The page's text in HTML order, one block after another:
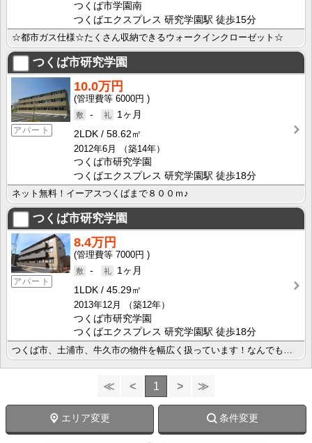
つくば市学園南
つくばエクスプレス 研究学園駅 徒歩15分
☆都市ガス仕様☆たくさん収納できるウォークインクローゼット☆
つくば市研究学園
アパート
10.0万円
6000円
-
1ヶ月
2LDK
58.62㎡
2012年6月
（築14年）
つくば市研究学園
つくばエクスプレス 研究学園駅 徒歩18分
ネット無料！イーアスつくばまで８００ｍ♪
つくば市研究学園
アパート
8.4万円
7000円
-
1ヶ月
1LDK
45.29㎡
2013年12月
（築12年）
つくば市研究学園
つくばエクスプレス 研究学園駅 徒歩18分
≪ < 1 > ≫
エリア変更 条件変更